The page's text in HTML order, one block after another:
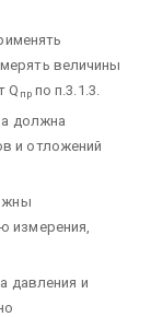
величины
Q прпо п.3.1.3.
должна
и отложений
измерения,
давления и